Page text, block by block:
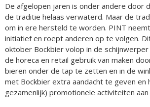
De afgelopen jaren is onder andere door
de traditie helaas verwaterd. Maar de
om in ere hersteld te worden. PINT
initiatief en roept anderen op te volgen.
oktober Bockbier volop in de
de horeca en retail gebruik van maken
bieren onder de tap te zetten en in de
met Bockbier extra aandacht te geven en
gezamenlijk) promotionele activiteiten aan